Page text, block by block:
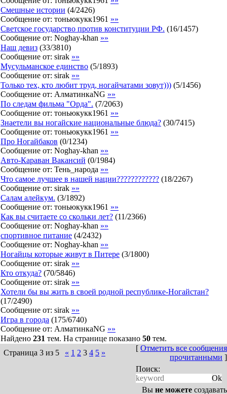
Смешные истории (4/2426)
Сообщение от: тоньюкукк1961 »»
Светское государство против конституции РФ. (16/1457)
Сообщение от: Noghay-khan »»
Наш девиз (33/3810)
Сообщение от: sirak »»
Мусульманское единство (5/1893)
Сообщение от: sirak »»
Только тех, кто любит труд, ногайчатами зовут))) (5/1456)
Сообщение от: АлматинкаNG »»
По следам фильма "Орда". (7/2063)
Сообщение от: тоньюкукк1961 »»
Знаетели вы ногайские национальные блюда? (30/7415)
Сообщение от: тоньюкукк1961 »»
Про Ногайбаков (0/1234)
Сообщение от: Noghay-khan »»
Авто-Караван Вакансий (0/1984)
Сообщение от: Тень_народа »»
Что самое лучшее в нашей нации???????????? (18/2267)
Сообщение от: sirak »»
Салам алейкум. (3/1892)
Сообщение от: тоньюкукк1961 »»
Как вы считаете со скольки лет? (11/2366)
Сообщение от: Noghay-khan »»
cпортивное питание (4/2432)
Сообщение от: Noghay-khan »»
Ногайцы которые живут в Питере (3/1800)
Сообщение от: sirak »»
Кто откуда? (70/5846)
Сообщение от: sirak »»
Хотели бы вы жить в своей родной республике-Ногайстан?
(17/2490)
Сообщение от: sirak »»
Игра в города (175/6740)
Сообщение от: АлматинкаNG »»
Найдено 231 тем. На странице показано 50 тем.
Страница 3 из 5 « 1 2 3 4 5 »
[ Отметить все сообщения
прочитанными ]
Поиск:
Вы не можете создавать